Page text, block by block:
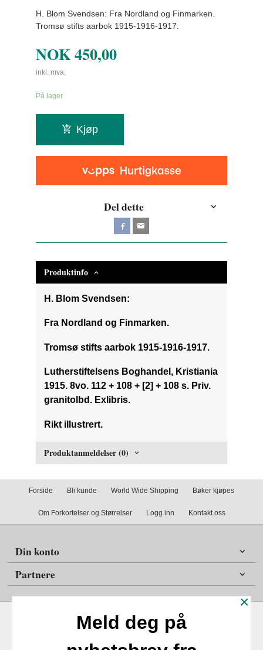
H. Blom Svendsen: Fra Nordland og Finmarken.
Tromsø stifts aarbok 1915-1916-1917.
NOK450,00
inkl. mva.
På lager
Kjøp
Del dette
Produktinfo
H. Blom Svendsen:
Fra Nordland og Finmarken.
Tromsø stifts aarbok 1915-1916-1917.
Lutherstiftelsens Boghandel, Kristiania
1915. 8vo. 112 + 108 + [2] + 108 s. Priv.
granitolbd. Exlibris.
Rikt illustrert.
Produktanmeldelser (0)
Forside Bli kunde World Wide Shipping Bøker kjøpes
Om Forkortelser og Størrelser Logg inn Kontakt oss
Din konto
Partnere
×
Meld deg på